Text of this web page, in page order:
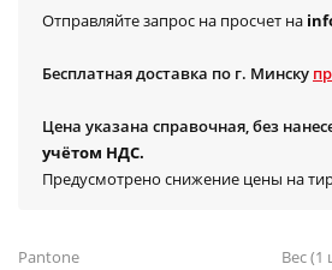
Отправляйте запрос на просчет на
Бесплатная доставка по г. Минску
Цена указана справочная, без
учётом НДС.
Предусмотрено снижение цены на
Pantone Вес (1